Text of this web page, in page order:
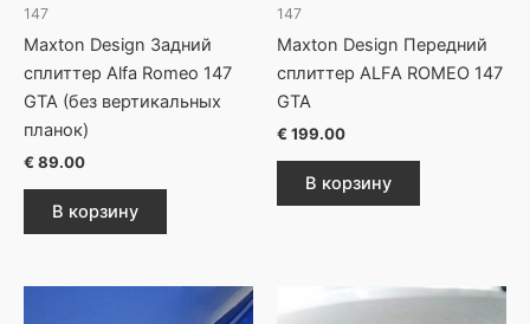
147
Maxton Design Задний
сплиттер Alfa Romeo 147
GTA (без вертикальных
планок)
€ 89.00
В корзину
147
Maxton Design Передний
сплиттер ALFA ROMEO 147
GTA
€ 199.00
В корзину